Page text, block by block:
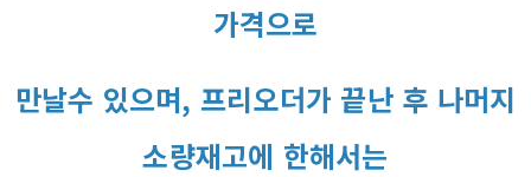
가격으로
만날수 있으며, 프리오더가 끝난 후 나머지
소량재고에 한해서는